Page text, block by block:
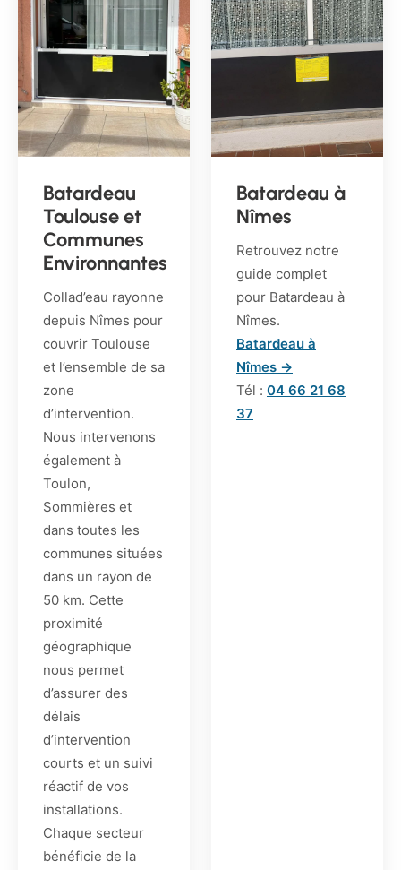
Batardeau
Toulouse et
Communes
Environnantes
Collad’eau rayonne
depuis Nîmes pour
couvrir Toulouse
et l’ensemble de sa
zone
d’intervention.
Nous intervenons
également à
Toulon,
Sommières et
dans toutes les
communes situées
dans un rayon de
50 km. Cette
proximité
géographique
nous permet
d’assurer des
délais
d’intervention
courts et un suivi
réactif de vos
installations.
Chaque secteur
bénéficie de la
Batardeau à
Nîmes
Retrouvez notre
guide complet
pour Batardeau à
Nîmes.
Batardeau à
Nîmes →
Tél : 04 66 21 68
37